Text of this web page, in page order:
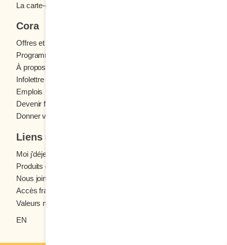
La carte-cadeau Cora
Cora
Offres et concours
Programme fidélité Cora
À propos des restaurants Cora
Infolettre Cora
Emplois
Devenir franchisé
Donner votre avis
Liens utiles
Moi j'déjeune (Blogue)
Produits d'épicerie
Nous joindre
Accès franchisés
Valeurs nutritives
EN